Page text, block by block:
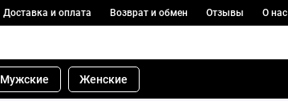
Доставка и оплата Возврат и обмен Отзывы О нас
Мужские Женские